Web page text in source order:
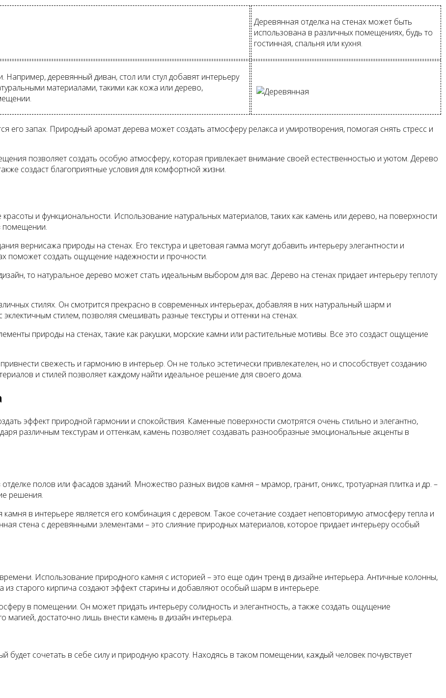
Деревянная отделка на стенах может быть
использована в различных помещениях, будь то
гостинная, спальня или кухня.
деревянный диван, стол или стул добавят интерьеру
материалами, такими как кожа или дерево,
его запах. Природный аромат дерева может создать атмосферу релакса и умиротворения, помогая снять стресс и
позволяет создать особую атмосферу, которая привлекает внимание своей естественностью и уютом. Дерево
создаст благоприятные условия для комфортной жизни.
и функциональности. Использование натуральных материалов, таких как камень или дерево, на поверхности
помещении.
вернисажа природы на стенах. Его текстура и цветовая гамма могут добавить интерьеру элегантности и
поможет создать ощущение надежности и прочности.
то натуральное дерево может стать идеальным выбором для вас. Дерево на стенах придает интерьеру теплоту
стилях. Он смотрится прекрасно в современных интерьерах, добавляя в них натуральный шарм и
стилем, позволяя смешивать разные текстуры и оттенки на стенах.
природы на стенах, такие как ракушки, морские камни или растительные мотивы. Все это создаст ощущение
свежесть и гармонию в интерьер. Он не только эстетически привлекателен, но и способствует созданию
и стилей позволяет каждому найти идеальное решение для своего дома.
эффект природной гармонии и спокойствия. Каменные поверхности смотрятся очень стильно и элегантно,
различным текстурам и оттенкам, камень позволяет создавать разнообразные эмоциональные акценты в
полов или фасадов зданий. Множество разных видов камня – мрамор, гранит, оникс, тротуарная плитка и др. –
решения.
в интерьере является его комбинация с деревом. Такое сочетание создает неповторимую атмосферу тепла и
стена с деревянными элементами – это слияние природных материалов, которое придает интерьеру особый
Использование природного камня с историей – это еще один тренд в дизайне интерьера. Античные колонны,
старого кирпича создают эффект старины и добавляют особый шарм в интерьере.
в помещении. Он может придать интерьеру солидность и элегантность, а также создать ощущение
магией, достаточно лишь внести камень в дизайн интерьера.
будет сочетать в себе силу и природную красоту. Находясь в таком помещении, каждый человек почувствует